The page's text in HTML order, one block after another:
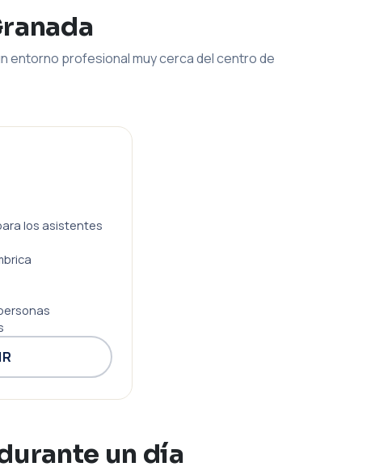
entorno profesional muy cerca del centro de
los asistentes
un día